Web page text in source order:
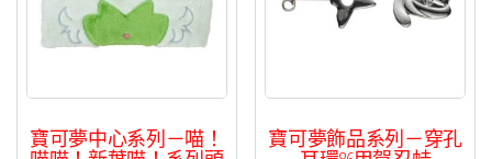
寶可夢中心系列－喵！ 寶可夢飾品系列－穿孔